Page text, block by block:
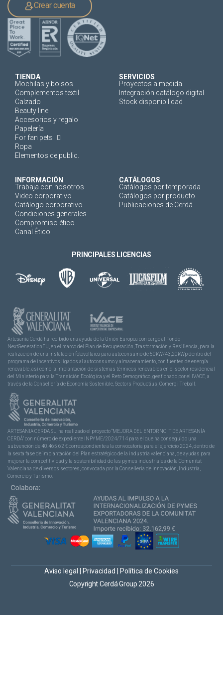
Crear cuenta
TIENDA
Mochilas y bolsos
Complementos textil
Calzado
Beauty line
Accesorios y regalo
Papelería
For fan pets
Ropa
Elementos de public.
SERVICIOS
Proyectos a medida
Integración catálogo digital
Stock disponibilidad
INFORMACIÓN
Trabaja con nosotros
Video corporativo
Catálogo corporativo
Condiciones generales
Compromiso ético
Canal Ético
CATÁLOGOS
Catálogos por temporada
Catálogos por producto
Publicaciones de Cerdá
PRINCIPALES LICENCIAS
Artesanía Cerdá ha recibido una ayuda de la Unión Europea con cargo al Fondo
NextGenerationEU, en el marco del Plan de Recuperación, Trasformación y Resiliencia, para la
realización de una instalación fotovoltaica para autoconsumo de 50kW/43,20kWp dentro del
programa de incentivos ligados al autoconsumo y almacenamiento, con fuentes de energía
renovable, así como la implantación de sistemas térmicos renovables en el sector residencial
del Ministerio para la Transición Ecológica y el Reto Demográfico, gestionado por el IVACE, a
través de la Consellería de Economía Sostenible, Sectors Productius, Comerç i Treball.
ARTESANIA CERDA SL, ha realizado el proyecto “MEJORA DEL ENTORNO IT DE ARTESANÍA
CERDÁ” con número de expediente INPYME/2024/714 para el que ha conseguido una
subvención de 40.465,62 € correspondiente a la convocatoria para el ejercicio 2024, dentro de
la sexta fase de implantación del Plan estratégico de la industria valenciana, de ayudas para
mejorar la competitividad y la sostenibilidad de las pymes industriales de la Comunitat
Valenciana de diversos sectores, convocada por la Conselleria de Innovación, Industria,
Comercio y Turismo.
Copyright Cerdá Group 2026
Aviso legal Privacidad Política de Cookies